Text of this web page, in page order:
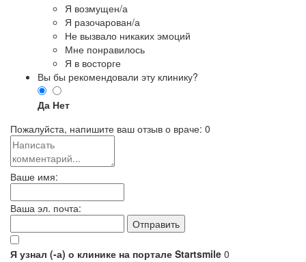
Я возмущен/а
Я разочарован/а
Не вызвало никаких эмоций
Мне понравилось
Я в восторге
Вы бы рекомендовали эту клинику?
Да Нет
Пожалуйста, напишите ваш отзыв о враче: 0
Ваше имя:
Ваша эл. почта:
Я узнал (-а) о клинике на портале Startsmile 0